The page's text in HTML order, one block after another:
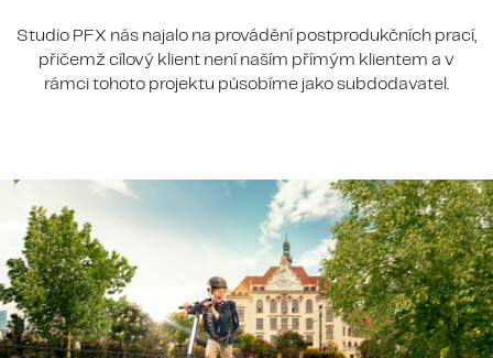
Studio PFX nás najalo na provádění postprodukčních prací,
přičemž cílový klient není naším přímým klientem a v
rámci tohoto projektu působíme jako subdodavatel.